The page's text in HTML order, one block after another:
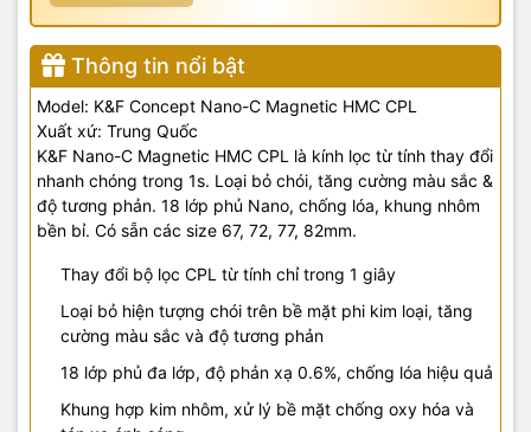
Thông tin nổi bật
Model: K&F Concept Nano-C Magnetic HMC CPL
Xuất xứ: Trung Quốc
K&F Nano-C Magnetic HMC CPL là kính lọc từ tính thay đổi
nhanh chóng trong 1s. Loại bỏ chói, tăng cường màu sắc &
độ tương phản. 18 lớp phủ Nano, chống lóa, khung nhôm
bền bỉ. Có sẵn các size 67, 72, 77, 82mm.
Thay đổi bộ lọc CPL từ tính chỉ trong 1 giây
Loại bỏ hiện tượng chói trên bề mặt phi kim loại, tăng
cường màu sắc và độ tương phản
18 lớp phủ đa lớp, độ phản xạ 0.6%, chống lóa hiệu quả
Khung hợp kim nhôm, xử lý bề mặt chống oxy hóa và